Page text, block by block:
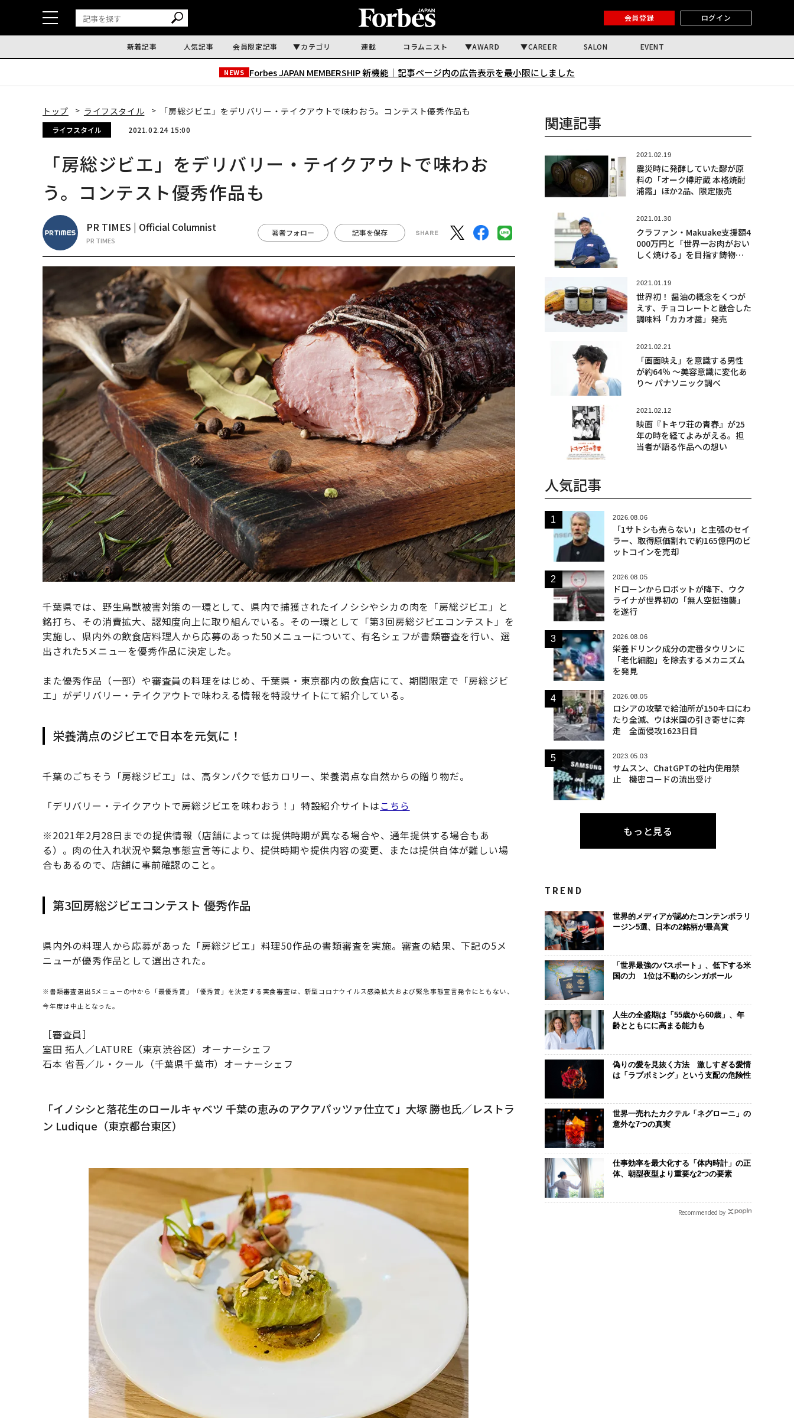
会員登録 ログイン
新着記事 人気記事 会員限定記事 カテゴリ 連載 コラムニスト AWARD CAREER SALON EVENT
NEWS Forbes JAPAN MEMBERSHIP 新機能｜ 記事ページ内の広告表示を最小限にしました
トップ ライフスタイル 「房総ジビエ」をデリバリー・テイクアウトで味わおう。コンテスト優秀作品も
ライフスタイル 2021.02.24 15:00
「房総ジビエ」をデリバリー・テイクアウトで味わお
う。コンテスト優秀作品も
PR TIMES | Official Columnist
PR TIMES
著者フォロー 記事を保存
千葉県では、野生鳥獣被害対策の一環として、県内で捕獲されたイノシシやシカの肉を「房総ジビエ」と
銘打ち、その消費拡大、認知度向上に取り組んでいる。その一環として「第3回房総ジビエコンテスト」を
実施し、県内外の飲食店料理人から応募のあった50メニューについて、有名シェフが書類審査を行い、選
出された5メニューを優秀作品に決定した。
また優秀作品（一部）や審査員の料理をはじめ、千葉県・東京都内の飲食店にて、期間限定で「房総ジビ
エ」がデリバリー・テイクアウトで味わえる情報を特設サイトにて紹介している。
栄養満点のジビエで日本を元気に！
千葉のごちそう「房総ジビエ」は、高タンパクで低カロリー、栄養満点な自然からの贈り物だ。
「デリバリー・テイクアウトで房総ジビエを味わおう！」特設紹介サイトはこちら
※2021年2月28日までの提供情報（店舗によっては提供時期が異なる場合や、通年提供する場合もあ
る）。肉の仕入れ状況や緊急事態宣言等により、提供時期や提供内容の変更、または提供自体が難しい場
合もあるので、店舗に事前確認のこと。
第3回房総ジビエコンテスト 優秀作品
県内外の料理人から応募があった「房総ジビエ」料理50作品の書類審査を実施。審査の結果、下記の5メ
ニューが優秀作品として選出された。
※書類審査選出5メニューの中から「最優秀賞」「優秀賞」を決定する実食審査は、新型コロナウイルス感染拡大および緊急事態宣言発令にともない、
今年度は中止となった。
［審査員］
室田 拓人／LATURE（東京渋谷区）オーナーシェフ
石本 省吾／ル・クール（千葉県千葉市）オーナーシェフ
「イノシシと落花生のロールキャベツ 千葉の恵みのアクアパッツァ仕立て」大塚 勝也氏／レストラ
ン Ludique（東京都台東区）
関連記事
2021.02.19
震災時に発酵していた醪が原
料の「オーク樽貯蔵 本格焼酎
浦霞」ほか2品、限定販売
2021.01.30
クラファン・Makuake支援額4
000万円と「世界一お肉がおい
しく焼ける」を目指す鋳物フ
2021.01.19
世界初！ 醤油の概念をくつが
えす、チョコレートと融合した
調味料「カカオ醤」発売
2021.02.21
「画面映え」を意識する男性
が約64％ 〜美容意識に変化あ
り〜 パナソニック調べ
2021.02.12
映画『トキワ荘の青春』が25
年の時を経てよみがえる。担
当者が語る作品への想い
人気記事
2026.08.06
「1サトシも売らない」と主張のセイ
ラー、取得原価割れで約165億円のビ
ットコインを売却
2026.08.05
ドローンからロボットが降下、ウク
ライナが世界初の「無人空挺強襲」
を遂行
2026.08.06
栄養ドリンク成分の定番タウリンに
「老化細胞」を除去するメカニズム
を発見
2026.08.05
ロシアの攻撃で給油所が150キロにわ
たり全滅、ウは米国の引き寄せに奔
走 全面侵攻1623日目
2023.05.03
サムスン、ChatGPTの社内使用禁
止 機密コードの流出受け
もっと見る
TREND
世界的メディアが認めたコンテンポラリ
ージン5選、日本の2銘柄が最高賞
「世界最強のパスポート」、低下する米
国の力 1位は不動のシンガポール
人生の全盛期は「55歳から60歳」、年
齢とともにに高まる能力も
偽りの愛を見抜く方法 激しすぎる愛情
は「ラブボミング」という支配の危険性
世界一売れたカクテル「ネグローニ」の
意外な7つの真実
仕事効率を最大化する「体内時計」の正
体、朝型夜型より重要な2つの要素
Recommended by